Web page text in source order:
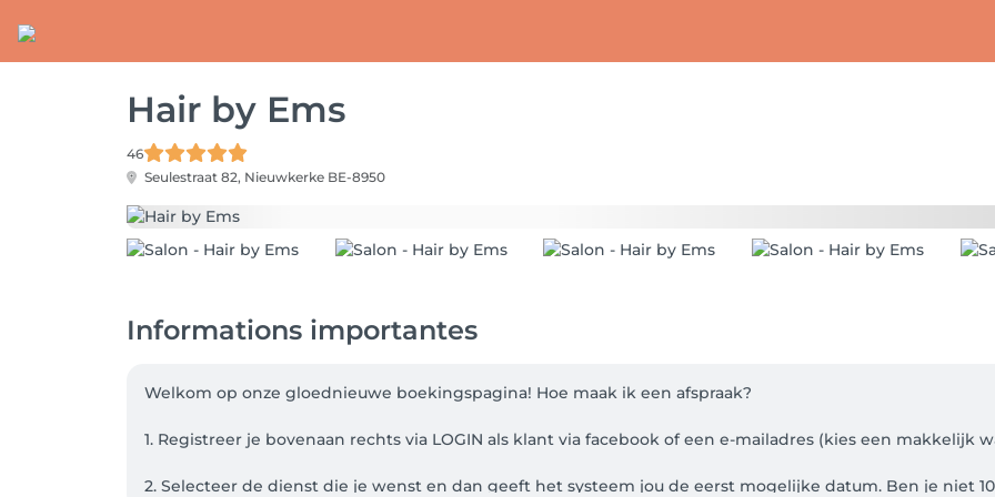
Hair by Ems
46
Seulestraat 82, Nieuwkerke BE-8950
Informations importantes
Welkom op onze gloednieuwe boekingspagina! Hoe maak ik een afspraak?
1. Registreer je bovenaan rechts via LOGIN als klant via facebook of een e-mailadres (kies een makkelijk
2. Selecteer de dienst die je wenst en dan geeft het systeem jou de eerst mogelijke datum. Ben je niet